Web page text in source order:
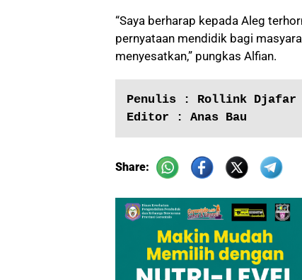
“Saya berharap kepada Aleg
pernyataan mendidik bagi
menyesatkan,” pungkas Alfian.
Penulis : Rollink Djafar
Editor : Anas Bau
Share: